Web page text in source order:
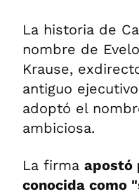
La historia de
nombre de
Krause,
antiguo
adoptó el
ambiciosa.
La firma apostó
conocida como